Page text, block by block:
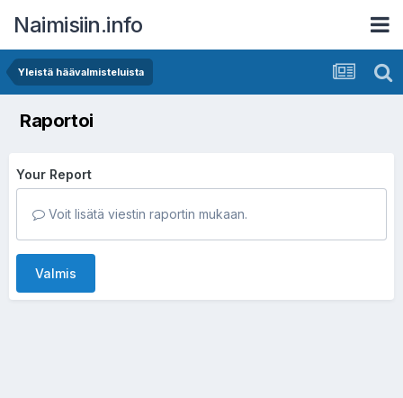
Naimisiin.info
Yleistä häävalmisteluista
Raportoi
Your Report
Voit lisätä viestin raportin mukaan.
Valmis